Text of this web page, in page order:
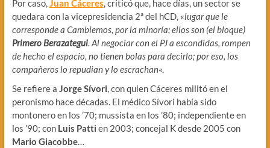
Por caso,Juan Cáceres, criticó que, hace días, un sector se
quedara con la vicepresidencia 2ª del hCD, «lugar que le
corresponde a Cambiemos, por la minoría; ellos son (el bloque)
Primero Berazategui. Al negociar con el PJ a escondidas, rompen
de hecho el espacio, no tienen bolas para decirlo; por eso, los
compañeros lo repudian y lo escrachan«.
Se refiere a Jorge Sívori, con quien Cáceres militó en el
peronismo hace décadas. El médico Sívori había sido
montonero en los ’70; mussista en los ’80; independiente en
los ’90; con Luis Patti en 2003; concejal K desde 2005 con
Mario Giacobbe…